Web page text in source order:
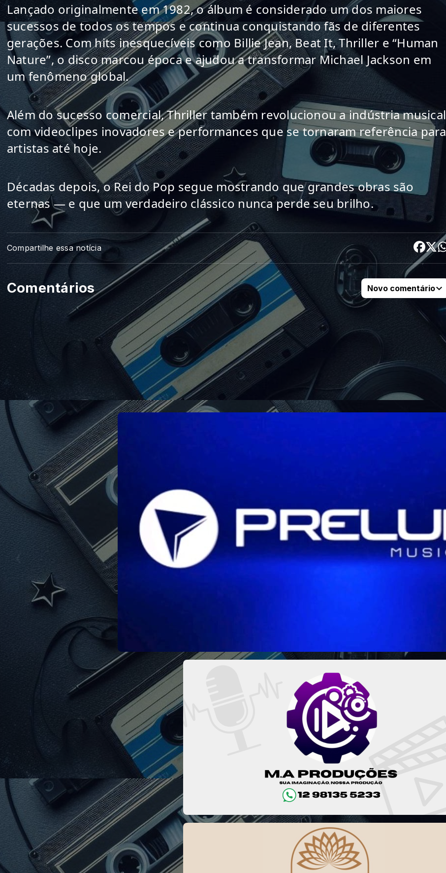
Lançado originalmente em 1982, o álbum é considerado um dos maiores
sucessos de todos os tempos e continua conquistando fãs de diferentes
gerações. Com hits inesquecíveis como Billie Jean, Beat It, Thriller e “Human
Nature”, o disco marcou época e ajudou a transformar Michael Jackson em
um fenômeno global.
Além do sucesso comercial, Thriller também revolucionou a indústria musical
com videoclipes inovadores e performances que se tornaram referência para
artistas até hoje.
Décadas depois, o Rei do Pop segue mostrando que grandes obras são
eternas — e que um verdadeiro clássico nunca perde seu brilho.
Compartilhe essa notícia
Comentários Novo comentário